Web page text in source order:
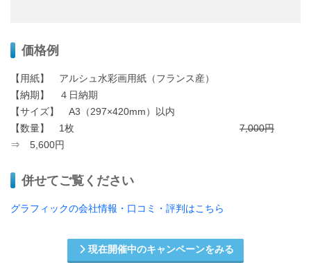
価格例
【用紙】 アルシュ水彩画用紙（フランス産）
【納期】 ４日納期
【サイズ】 A3（297×420mm）以内
【数量】 1枚 7,000円
⇒ 5,600円
併せてご覧ください
グラフィックの会社情報・口コミ・評判はこちら
現在開催中のキャンペーンをみる